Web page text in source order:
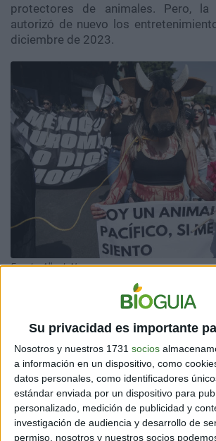
Su privacidad es importante
Nosotros y nuestros 1731 socios
a información en un dispositivo, como
datos personales, como identificadores
estándar enviada por un dispositivo para
personalizado, medición de publicidad y
investigación de audiencia y desarrollo de
permiso, nosotros y nuestros socios
protectores de animales. Pero, la
autorizó de nuevo los
diciembre de 2023.
Fuente: AlbertoNews
PROTESTAS EN CIUDAD DE
CORRIDAS DE TOROS
Estas quejas iniciaron en redes
convocaron en vivo. La gente salió
quejarse . Algo que ha despertado
de enero de 2024 la Plaza de Toros
mil espectadores.